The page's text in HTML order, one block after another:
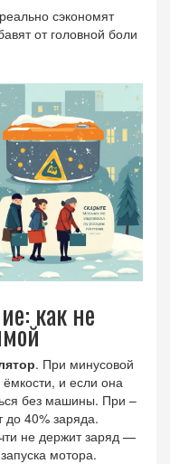
сэкономят
от головной боли
как не
. При минусовой
и если она
без машины. При –
до 40% заряда.
не держит заряд —
мотора.